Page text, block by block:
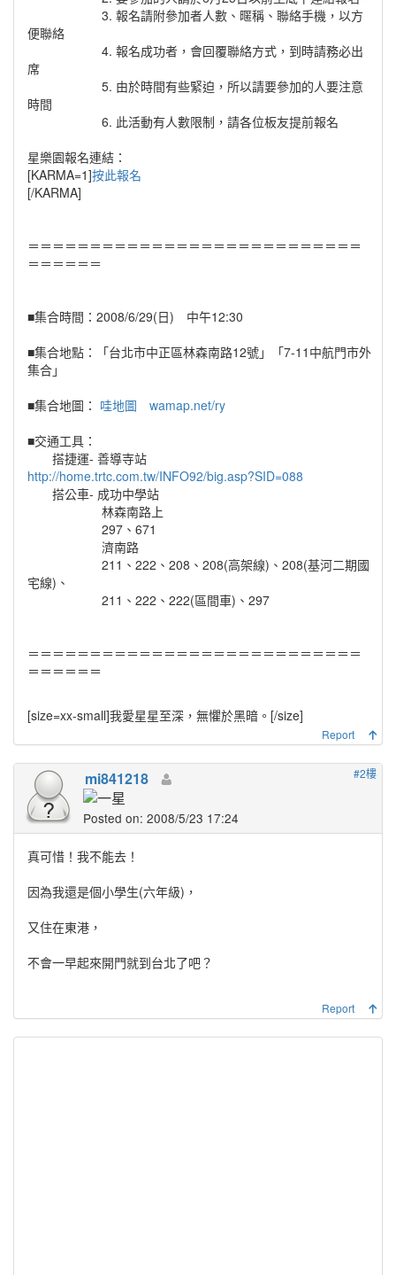
3. 報名請附參加者人數、暱稱、聯絡手機，以方
便聯絡
4. 報名成功者，會回覆聯絡方式，到時請務必出
席
5. 由於時間有些緊迫，所以請要參加的人要注意
時間
6. 此活動有人數限制，請各位板友提前報名
星樂園報名連結：
[KARMA=1]按此報名
[/KARMA]
＝＝＝＝＝＝＝＝＝＝＝＝＝＝＝＝＝＝＝＝＝＝＝＝＝＝＝
＝＝＝＝＝＝
■集合時間：2008/6/29(日) 中午12:30
■集合地點：「台北市中正區林森南路12號」「7-11中航門市外
集合」
■集合地圖： 哇地圖 wamap.net/ry
■交通工具：
搭捷運- 善導寺站
http://home.trtc.com.tw/INFO92/big.asp?SID=088
搭公車- 成功中學站
林森南路上
297、671
濟南路
211、222、208、208(高架線)、208(基河二期國
宅線)、
211、222、222(區間車)、297
＝＝＝＝＝＝＝＝＝＝＝＝＝＝＝＝＝＝＝＝＝＝＝＝＝＝＝
＝＝＝＝＝＝
[size=xx-small]我愛星星至深，無懼於黑暗。 [/size]
Report
#2樓
mi841218
Posted on: 2008/5/23 17:24
真可惜！我不能去！
因為我還是個小學生(六年級)，
又住在東港，
不會一早起來開門就到台北了吧？
Report